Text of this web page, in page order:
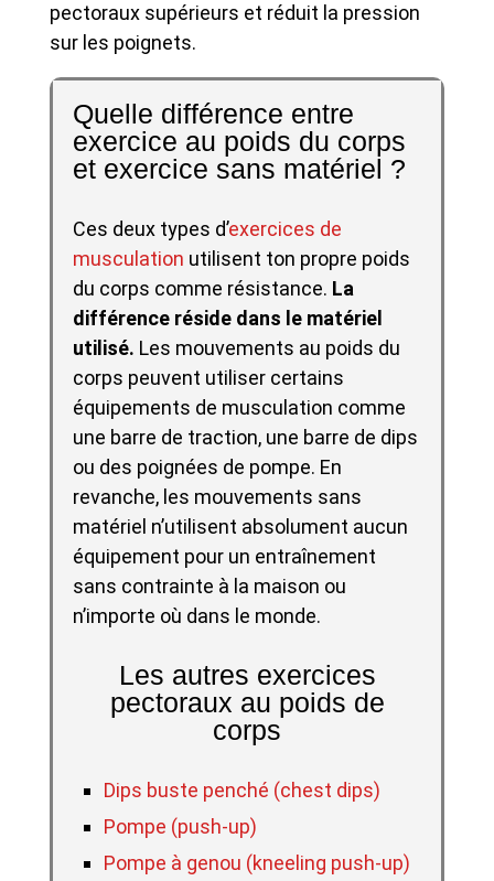
pectoraux supérieurs et réduit la pression
sur les poignets.
Quelle différence entre
exercice au poids du corps
et exercice sans matériel ?
Ces deux types d’exercices de
musculation utilisent ton propre poids
du corps comme résistance. La
différence réside dans le matériel
utilisé. Les mouvements au poids du
corps peuvent utiliser certains
équipements de musculation comme
une barre de traction, une barre de dips
ou des poignées de pompe. En
revanche, les mouvements sans
matériel n’utilisent absolument aucun
équipement pour un entraînement
sans contrainte à la maison ou
n’importe où dans le monde.
Les autres exercices
pectoraux au poids de
corps
Dips buste penché (chest dips)
Pompe (push-up)
Pompe à genou (kneeling push-up)